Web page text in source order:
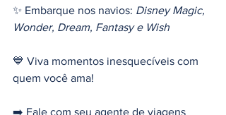
✨ Embarque nos navios: Disney Magic,
Wonder, Dream, Fantasy e Wish
💙 Viva momentos inesquecíveis com
quem você ama!
➡️ Fale com seu agente de viagens